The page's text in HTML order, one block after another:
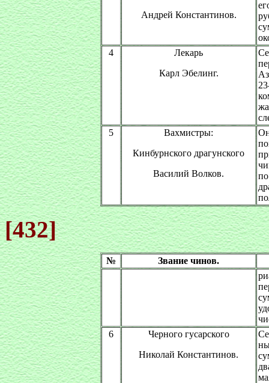
Андрей Константинов.
4
Лекарь
Карл Эбелинг.
5
Вахмистры:
Кинбурнского драгунского
Василий Волков.
[432]
№
Звание чинов.
6
Черного гусарского
Николай Константинов.